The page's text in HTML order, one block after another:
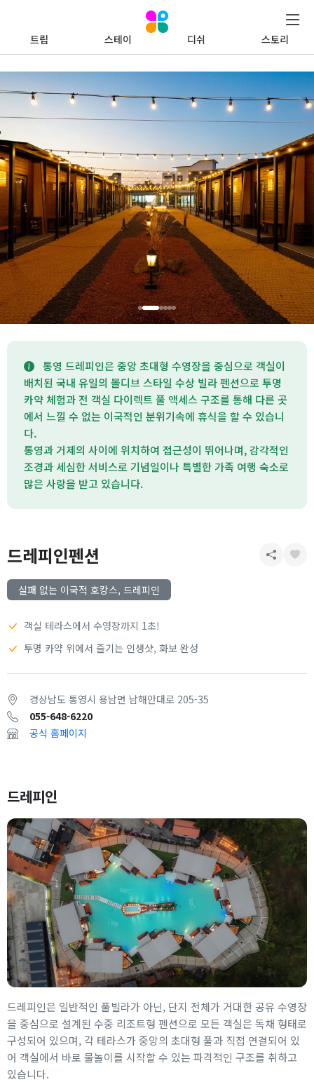
트립 스테이 디쉬 스토리
통영 드레피인은 중앙 초대형 수영장을 중심으로 객실이
배치된 국내 유일의 몰디브 스타일 수상 빌라 펜션으로 투명
카약 체험과 전 객실 다이렉트 풀 액세스 구조를 통해 다른 곳
에서 느낄 수 없는 이국적인 분위기속에 휴식을 할 수 있습니
다.
통영과 거제의 사이에 위치하여 접근성이 뛰어나며, 감각적인
조경과 세심한 서비스로 기념일이나 특별한 가족 여행 숙소로
많은 사랑을 받고 있습니다.
드레피인
드레피인은 일반적인 풀빌라가 아닌, 단지 전체가 거대한 공유 수영장
을 중심으로 설계된 수중 리조트형 펜션으로 모든 객실은 독채 형태로
구성되어 있으며, 각 테라스가 중앙의 초대형 풀과 직접 연결되어 있
어 객실에서 바로 물놀이를 시작할 수 있는 파격적인 구조를 취하고
있습니다.
드레피인펜션
실패 없는 이국적 호캉스, 드레피인
객실 테라스에서 수영장까지 1초!
투명 카약 위에서 즐기는 인생샷, 화보 완성
경상남도 통영시 용남면 남해안대로 205-35
055-648-6220
공식 홈페이지